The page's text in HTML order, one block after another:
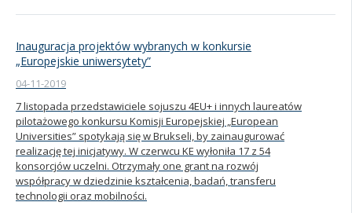
Inauguracja projektów wybranych w konkursie
„Europejskie uniwersytety”
04-11-2019
7 listopada przedstawiciele sojuszu 4EU+ i innych laureatów
pilotażowego konkursu Komisji Europejskiej „European
Universities” spotykają się w Brukseli, by zainaugurować
realizację tej inicjatywy. W czerwcu KE wyłoniła 17 z 54
konsorcjów uczelni. Otrzymały one grant na rozwój
współpracy w dziedzinie kształcenia, badań, transferu
technologii oraz mobilności.